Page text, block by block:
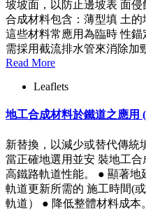
坡坡面，以防止邊坡表 面
合成材料包含：薄型填 土的
這些材料常應用為臨時 性
需採用截流排水管來消除加
Read More
Leaflets
地工合成材料於鐵道之應用
新替換，以減少或替代傳統
當正確地選用並安 裝地工
高鐵路軌道性能。 ● 顯著
軌道更新所需的 施工時間(
軌道） ● 降低整體材料成本。